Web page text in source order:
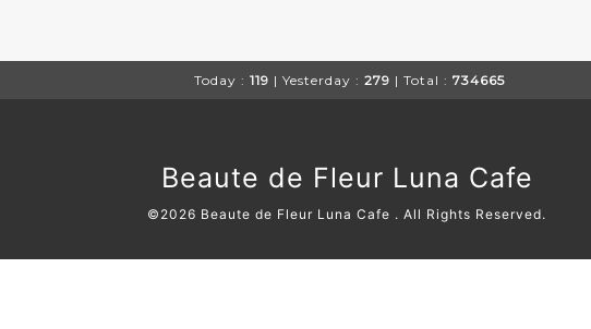
Today : 119 | Yesterday : 279 | Total : 734665
Beaute de Fleur Luna Cafe
©2026 Beaute de Fleur Luna Cafe . All Rights Reserved.